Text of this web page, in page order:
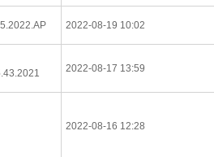
2022-08-19 10:02
2022-08-17 13:59
2022-08-16 12:28